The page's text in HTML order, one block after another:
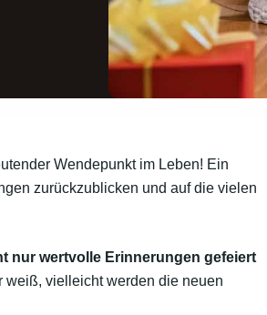
Wendepunkt im Leben! Ein
zurückzublicken und auf die vielen
nur wertvolle Erinnerungen gefeiert
weiß, vielleicht werden die neuen